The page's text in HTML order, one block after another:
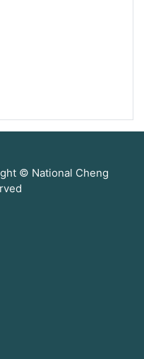
© National Cheng